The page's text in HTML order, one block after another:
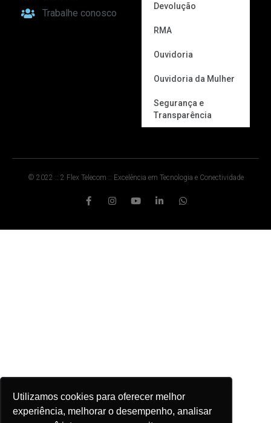
Utilizamos cookies para oferecer melhor
experiência, melhorar o desempenho, analisar
Trabalhe conosco
Devolução
RMA
Ouvidoria
Ouvidoria da Mulher
Segurança e
Transparência
© 2022 :: 2 Flex Telecom :: Excelência em Tecnologia e Conectividade